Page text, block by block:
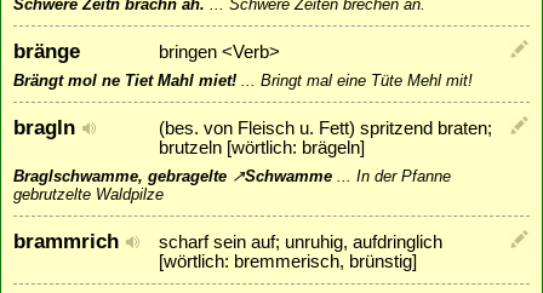
Schwere Zeitn brachn ah. ... Schwere Zeiten brechen an.
bränge bringen <Verb>
Brängt mol ne Tiet Mahl miet! ... Bringt mal eine Tüte Mehl mit!
bragln
(bes. von Fleisch u. Fett) spritzend braten;
brutzeln [wörtlich: brägeln]
Braglschwamme, gebragelte ↗Schwamme ... In der Pfanne
gebrutzelte Waldpilze
brammrich
scharf sein auf; unruhig, aufdringlich
[wörtlich: bremmerisch, brünstig]